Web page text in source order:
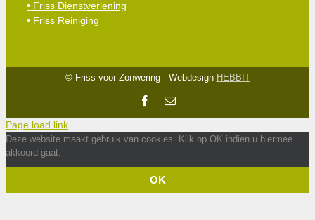
• Friss Dienstverlening
• Friss Reiniging
© Friss voor Zonwering - Webdesign HEBBIT
Facebook
E-
Page load link
Deze website maakt gebruik van cookies. Klik op OK indien u hiermee
akkoord gaat.
OK